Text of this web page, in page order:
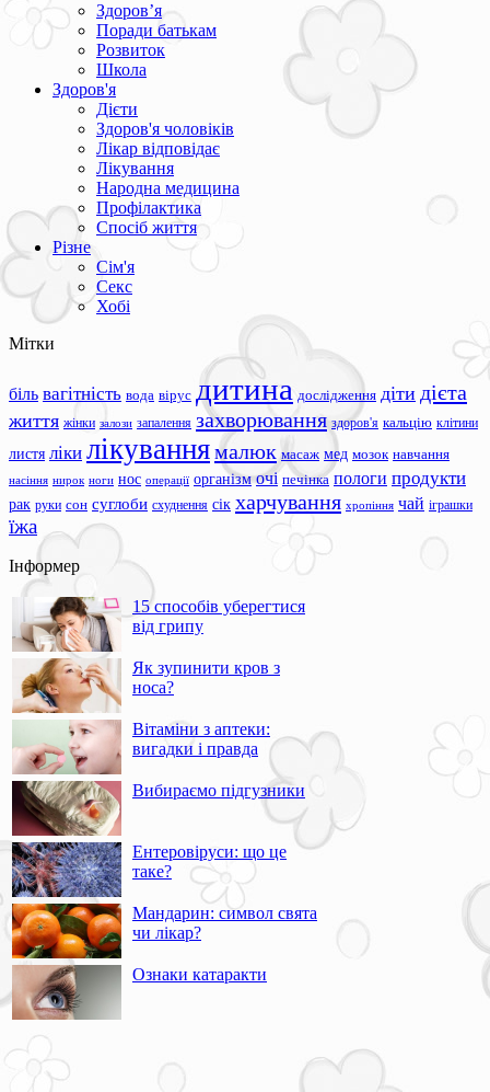
Здоров’я
Поради батькам
Розвиток
Школа
Здоров'я
Дієти
Здоров'я чоловіків
Лікар відповідає
Лікування
Народна медицина
Профілактика
Спосіб життя
Різне
Сім'я
Секс
Хобі
Мітки
біль вагітність вода вірус дитина дослідження діти дієта
життя жінки залози запалення захворювання здоров'я кальцію клітини
листя ліки лікуваннямалюк масаж мед мозок навчання
насіння нирок ноги нос операції організм очі печінка пологи продукти
рак руки сон суглоби схуднення сік харчування хропіння чай іграшки
їжа
Інформер
15 способів уберегтися
від грипу
Як зупинити кров з
носа?
Вітаміни з аптеки:
вигадки і правда
Вибираємо підгузники
Ентеровіруси: що це
таке?
Мандарин: символ свята
чи лікар?
Ознаки катаракти